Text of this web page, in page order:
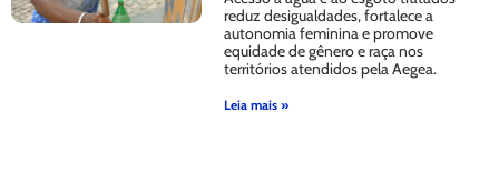
reduz desigualdades, fortalece a
autonomia feminina e promove
equidade de gênero e raça nos
territórios atendidos pela Aegea.
Leia mais »